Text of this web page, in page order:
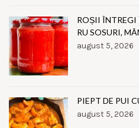
ROȘII ÎNTREGI
RU SOSURI,
august 5, 2026
PIEPT DE PUI
august 5, 2026